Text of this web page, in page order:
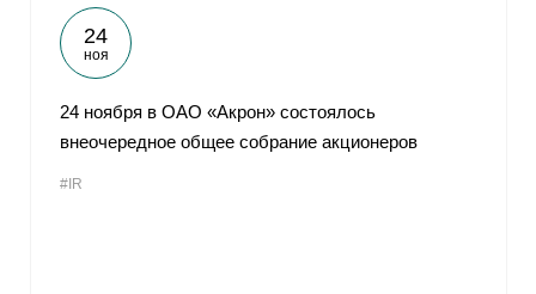
24
ноя
24 ноября в ОАО «Акрон» состоялось
внеочередное общее собрание акционеров
#IR